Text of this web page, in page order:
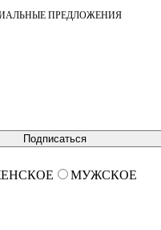
ПРЕДЛОЖЕНИЯ
Подписаться
МУЖСКОЕ